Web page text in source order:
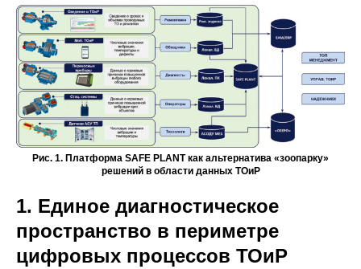
Рис. 1. Платформа SAFE PLANT как альтернатива «зоопарку»
решений в области данных ТОиР
1. Единое диагностическое
пространство в периметре
цифровых процессов ТОиР